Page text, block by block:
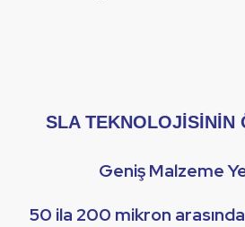
SLA TEKNOLOJİSİNİN
Geniş Malzeme
50 ila 200 mikron arasında